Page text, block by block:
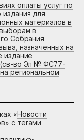
оплаты услуг по
для
материалов в
в
Собрания
назначенных на
издание
(св-во Эл № ФС77-
региональном
«Новости
» с тегами